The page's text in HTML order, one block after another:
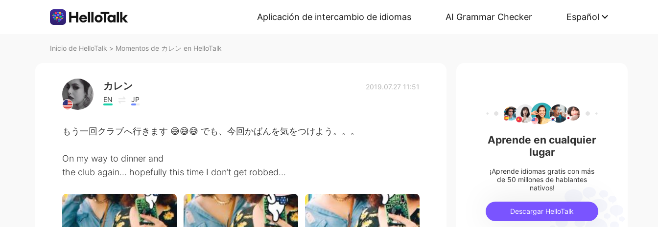
Aplicación de intercambio de idiomas AI Grammar Checker Español
Inicio de HelloTalk > Momentos de カレン en HelloTalk
カレン
EN JP
2019.07.27 11:51
もう一回クラブへ行きます 😅😅😅 でも、今回かばんを気をつけよう。。。
On my way to dinner and
the club again... hopefully this time I don’t get robbed...
Aprende en cualquier
lugar
¡Aprende idiomas gratis con más
de 50 millones de hablantes
nativos!
Descargar HelloTalk